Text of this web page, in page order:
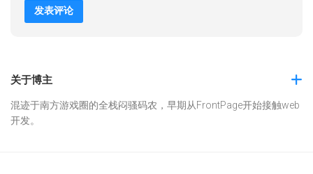
关于博主
混迹于南方游戏圈的全栈闷骚码农，早期从FrontPage开始接触web
开发。